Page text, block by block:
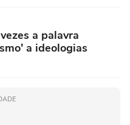
a palavra
a ideologias